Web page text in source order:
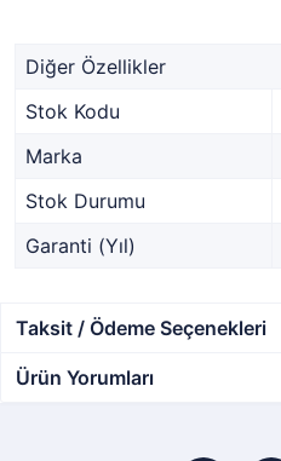
Diğer Özellikler
Stok Kodu
Marka
Stok Durumu
Garanti (Yıl)
Taksit / Ödeme Seçenekleri
Ürün Yorumları